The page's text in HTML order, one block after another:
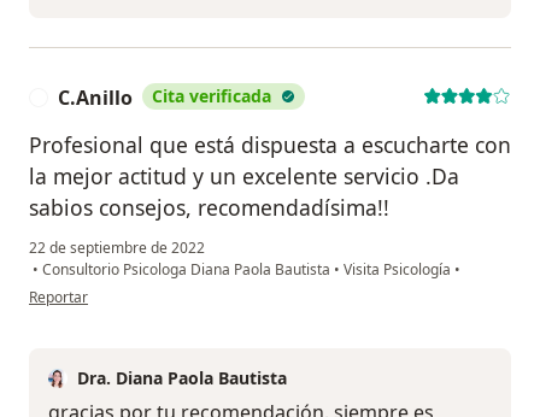
C.Anillo Cita verificada
Profesional que está dispuesta a escucharte con
la mejor actitud y un excelente servicio .Da
sabios consejos, recomendadísima!!
22 de septiembre de 2022
• Consultorio Psicologa Diana Paola Bautista • Visita Psicología •
en opinión del usuario C.Anillo
Reportar
Dra. Diana Paola Bautista